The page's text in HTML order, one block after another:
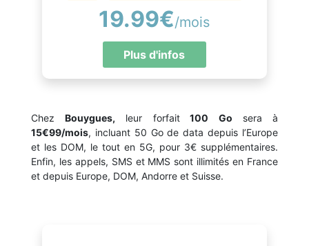
19.99€/mois
Plus d'infos
ChezBouygues, leur forfait100 Go sera à
15€99/mois, incluant 50 Go de data depuis l’Europe
et les DOM, le tout en 5G, pour 3€ supplémentaires.
Enfin, les appels, SMS et MMS sont illimités en France
et depuis Europe, DOM, Andorre et Suisse.